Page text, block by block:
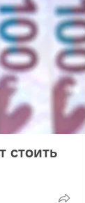
стоить